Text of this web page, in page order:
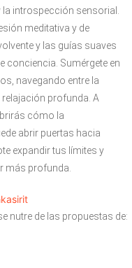
introspección sensorial.
meditativa y de
y las guías suaves
conciencia. Sumérgete en
navegando entre la
relajación profunda. A
cómo la
abrir puertas hacia
expandir tus límites y
más profunda.
nutre de las propuestas de: